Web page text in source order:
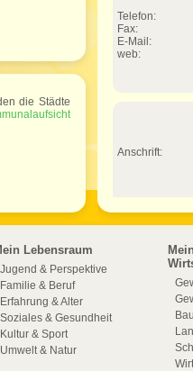
die Städte
Telefon:
Fax:
E-Mail:
web:
Anschrift:
Lebensraum
Jugend & Perspektive
Familie & Beruf
Erfahrung & Alter
Soziales & Gesundheit
Kultur & Sport
Umwelt & Natur